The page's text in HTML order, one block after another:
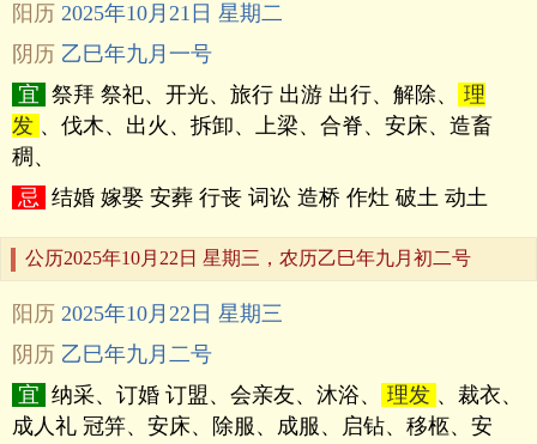
阳历 2025年10月21日 星期二
阴历 乙巳年九月一号
宜 祭拜 祭祀、开光、旅行 出游 出行、解除、
理
发 、伐木、出火、拆卸、上梁、合脊、安床、造畜
稠、
忌 结婚 嫁娶 安葬 行丧 词讼 造桥 作灶 破土 动土
公历2025年10月22日 星期三，农历乙巳年九月初二号
阳历 2025年10月22日 星期三
阴历 乙巳年九月二号
宜 纳采、订婚 订盟、会亲友、沐浴、 理发 、裁衣、
成人礼 冠笄、安床、除服、成服、启钻、移柩、安